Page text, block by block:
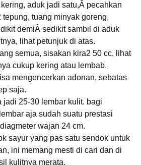
aduk jadi satu,Â pecahkan
tepung, tuang minyak goreng,
demiÂ sedikit sambil di aduk
lihat petunjuk di atas.
semua, sisakan kira2 50 cc, lihat
cukup kering atau lembab.
mengencerkan adonan, sebatas
saja.
jadi 25-30 lembar kulit. bagi
aja sudah suatu prestasi
wajan 24 cm.
sayur yang pas satu sendok untuk
ini memang mesti di cari dan di
kulitnya merata.